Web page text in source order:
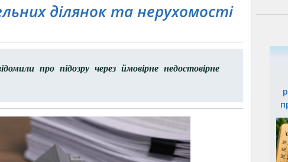
ділянок та нерухомості
про підозру через ймовірне недостовірне